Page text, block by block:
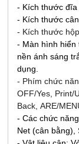
- Kích thước
- Kích thước
- Kích thước
- Màn hình hiển
nền ánh sáng
dụng.
- Phím chức
OFF/Yes, Print/
Back, ARE/
- Các chức
Net (cân bằng),